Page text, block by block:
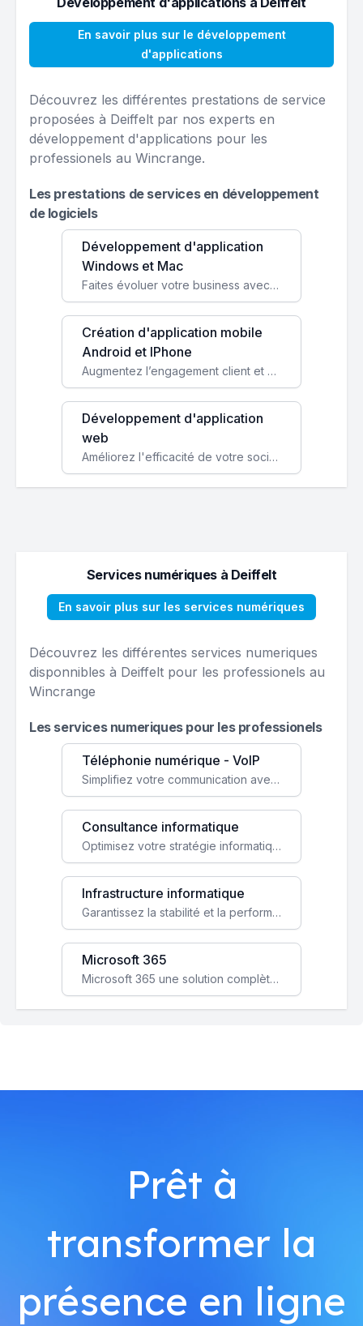
En savoir plus sur le développement
d'applications
Découvrez les différentes prestations de service
proposées à Deiffelt par nos experts en
développement d'applications pour les
professionels au Wincrange.
Les prestations de services en développement
de logiciels
Développement d'application
Windows et Mac
Faites évoluer votre business avec des solutions logicielles personnalisées, parfaitement adaptées à vos besoins spécifiques.
Création d'application mobile
Android et IPhone
Augmentez l’engagement client et simplifiez vos processus avec une application mobile sur mesure, disponible sur iOS et Android.
Développement d'application
web
Améliorez l'efficacité de votre société avec une application web personnalisée accessible partout et tout le temps.
Services numériques à Deiffelt
En savoir plus sur les services numériques
Découvrez les différentes services numeriques
disponnibles à Deiffelt pour les professionels au
Wincrange
Les services numeriques pour les professionels
Téléphonie numérique - VoIP
Simplifiez votre communication avec une solution VoIP flexible, économique et adaptée à vos besoins professionnels.
Consultance informatique
Optimisez votre stratégie informatique avec l'expertise de nos consultants pour améliorer votre efficacité et sécurité.
Infrastructure informatique
Garantissez la stabilité et la performance de votre entreprise avec une infrastructure IT sécurisée et évolutive.
Microsoft 365
Microsoft 365 une solution complète qui booste votre productivité, renforce la sécurité de vos données et facilite la collaboration.
Prêt à
transformer la
présence en ligne